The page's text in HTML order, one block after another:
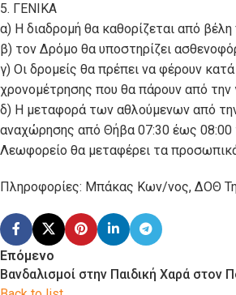
5. ΓΕΝΙΚΑ
α) Η διαδρομή θα καθορίζεται από
β) τον Δρόμο θα υποστηρίζει
γ) Οι δρομείς θα πρέπει να φέρουν
χρονομέτρησης που θα πάρουν από
δ) Η μεταφορά των αθλούμενων από
αναχώρησης από Θήβα 07:30 έως 08:00
Λεωφορείο θα μεταφέρει τα
Πληροφορίες: Μπάκας Κων/νος, ΔΟΘ
Επόμενο
Βανδαλισμοί στην Παιδική Χαρά στον